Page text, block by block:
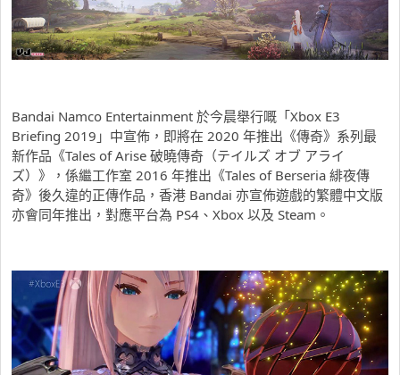
Bandai Namco Entertainment 於今晨舉行嘅「Xbox E3
Briefing 2019」中宣佈，即將在 2020 年推出《傳奇》系列最
新作品《Tales of Arise 破曉傳奇（テイルズ オブ アライ
ズ）》，係繼工作室 2016 年推出《Tales of Berseria 緋夜傳
奇》後久違的正傳作品，香港 Bandai 亦宣佈遊戲的繁體中文版
亦會同年推出，對應平台為 PS4、Xbox 以及 Steam。